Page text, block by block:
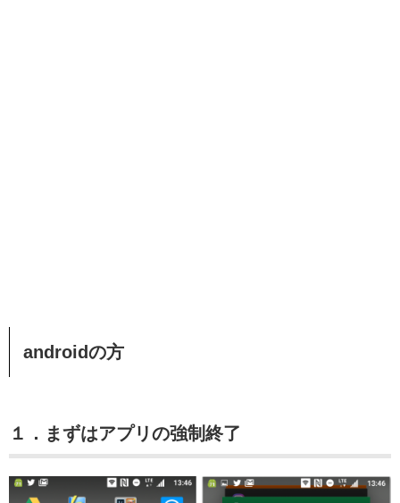
androidの方
１．まずはアプリの強制終了